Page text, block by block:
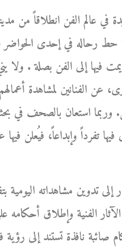
في عالم الفن انطلاقاً من
حط رحاله في إحدى الحواضر
فيها إلى الفن بصلة . ولا
عن الفنانين لمشاهدة
وربما استعان بالصحف في
تفرداً وإبداعاً، فيُعلن
تدوين مشاهداته اليومية
الفنية وإطلاق أحكامه
صائبة نافذة تستند إلى رؤية